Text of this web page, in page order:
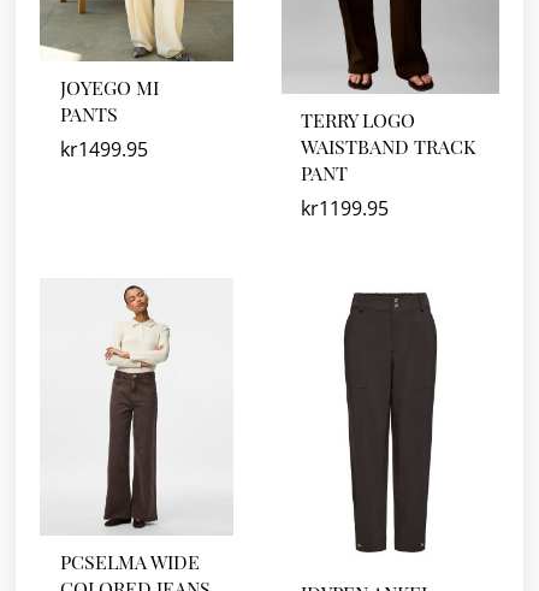
JOYEGO MI
PANTS
kr1499.95
TERRY LOGO
WAISTBAND TRACK
PANT
kr1199.95
PCSELMA WIDE